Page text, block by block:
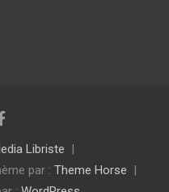
Libriste
par : Theme Horse